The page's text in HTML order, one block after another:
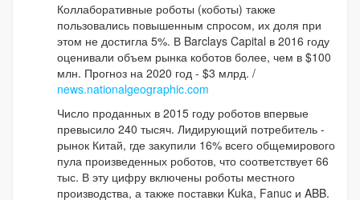
Коллаборативные роботы (коботы) также
пользовались повышенным спросом, их доля при
этом не достигла 5%. В Barclays Capital в 2016 году
оценивали объем рынка коботов более, чем в $100
млн. Прогноз на 2020 год - $3 млрд. /
news.nationalgeographic.com
Число проданных в 2015 году роботов впервые
превысило 240 тысяч. Лидирующий потребитель -
рынок Китай, где закупили 16% всего общемирового
пула произведенных роботов, что соответствует 66
тыс. В эту цифру включены роботы местного
производства, а также поставки Kuka, Fanuc и ABB.